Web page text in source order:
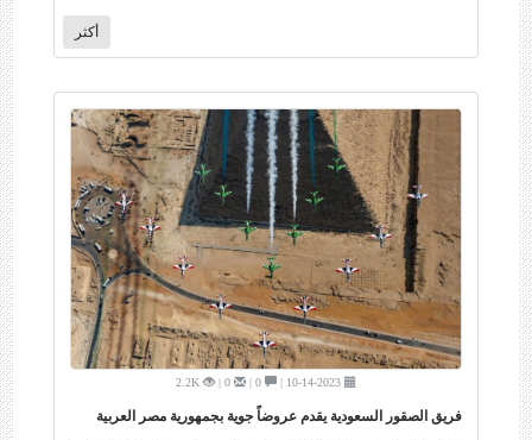
أكثر
10-14-2023 |
0 |
0 |
2.2K
فريق الصقور السعودية يقدم عروضاً جوية بجمهورية مصر العربية